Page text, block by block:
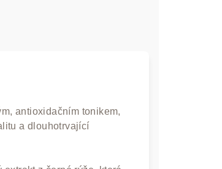
antioxidačním tonikem,
a dlouhotrvající